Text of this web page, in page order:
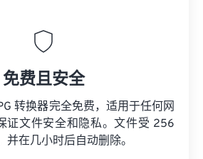
免费且安全
转换器完全免费，适用于任何网
证文件安全和隐私。文件受 256
并在几小时后自动删除。